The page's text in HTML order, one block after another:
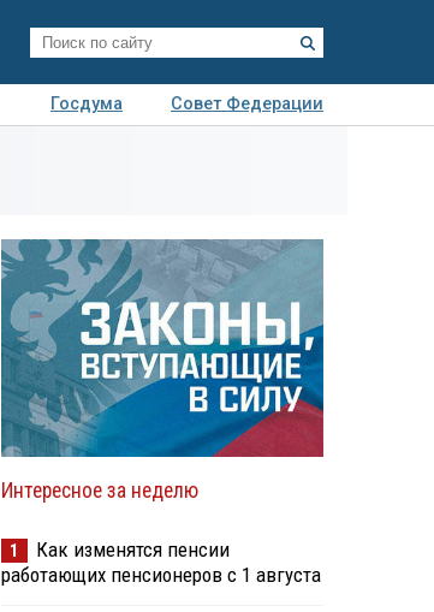
Госдума
Совет Федерации
Интересное за неделю
1
Как изменятся пенсии
работающих пенсионеров с 1 августа